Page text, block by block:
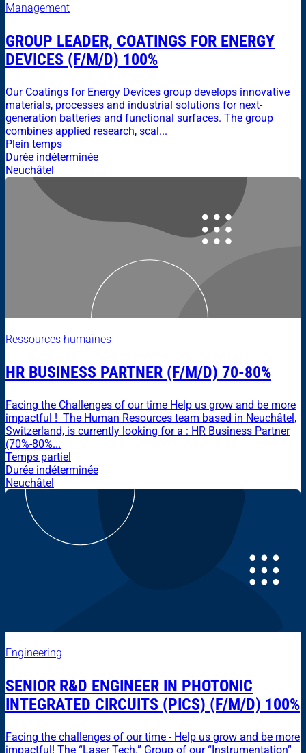
Management
GROUP LEADER, COATINGS FOR ENERGY
DEVICES (F/M/D) 100%
Our Coatings for Energy Devices group develops innovative
materials, processes and industrial solutions for next-
generation batteries and functional surfaces. The group
combines applied research, scal...
Plein temps
Durée indéterminée
Neuchâtel
Ressources humaines
HR BUSINESS PARTNER (F/M/D) 70-80%
Facing the Challenges of our time Help us grow and be more
impactful ! The Human Resources team based in Neuchâtel,
Switzerland, is currently looking for a : HR Business Partner
(70%-80%...
Temps partiel
Durée indéterminée
Neuchâtel
Engineering
SENIOR R&D ENGINEER IN PHOTONIC
INTEGRATED CIRCUITS (PICS) (F/M/D) 100%
Facing the challenges of our time - Help us grow and be more
impactful! The “Laser Tech.” Group of our “Instrumentation”